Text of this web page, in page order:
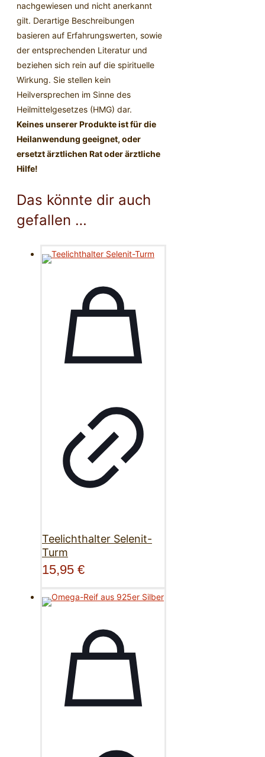
nachgewiesen und nicht anerkannt
gilt. Derartige Beschreibungen
basieren auf Erfahrungswerten, sowie
der entsprechenden Literatur und
beziehen sich rein auf die spirituelle
Wirkung. Sie stellen kein
Heilversprechen im Sinne des
Heilmittelgesetzes (HMG) dar.
Keines unserer Produkte ist für die
Heilanwendung geeignet, oder
ersetzt ärztlichen Rat oder ärztliche
Hilfe!
Das könnte dir auch
gefallen …
Teelichthalter Selenit-
Turm
15,95 €